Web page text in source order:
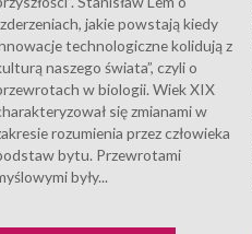
jakie powstają kiedy
technologiczne kolidują z
naszego świata”, czyli o
w biologii. Wiek XIX
się zmianami w
rozumienia przez człowieka
bytu. Przewrotami
były...